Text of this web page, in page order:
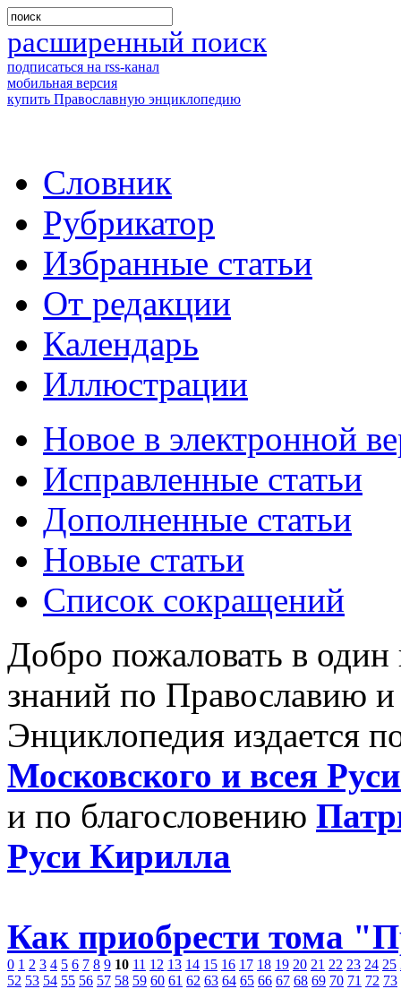
расширенный поиск
подписаться на rss-канал
мобильная версия
купить Православную энциклопедию
Словник
Рубрикатор
Избранные статьи
От редакции
Календарь
Иллюстрации
Новое в электронной
Исправленные статьи
Дополненные статьи
Новые статьи
Список сокращений
Добро пожаловать в
знаний по Православию
Энциклопедия издается
Московского и всея
и по благословению
Руси Кирилла
Как приобрести тома
0 1 2 3 4 5 6 7 8 9 10 11 12 13 14 15 16 17 18 19 20 21 22 23 24 25
52 53 54 55 56 57 58 59 60 61 62 63 64 65 66 67 68 69 70 71 72 73